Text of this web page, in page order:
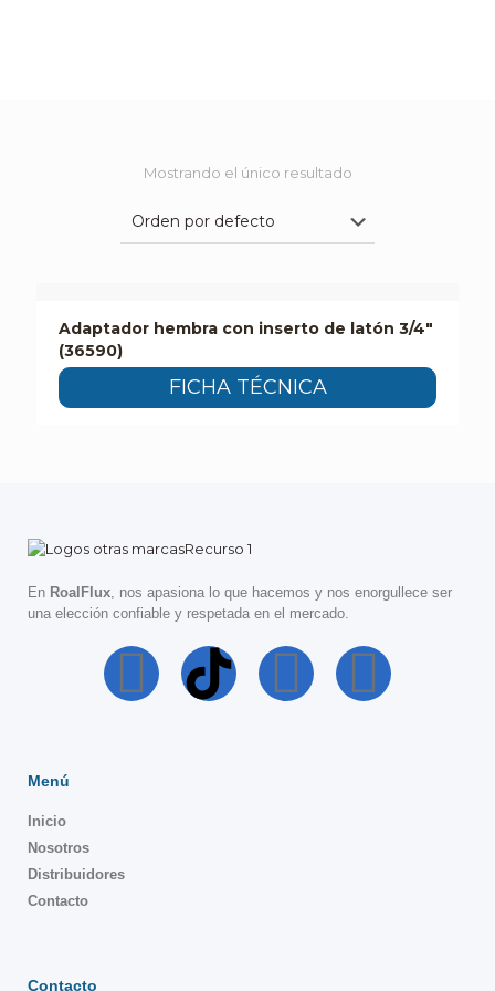
Mostrando el único resultado
Adaptador hembra con inserto de latón 3/4″
(36590)
FICHA TÉCNICA
En RoalFlux, nos apasiona lo que hacemos y nos enorgullece ser
una elección confiable y respetada en el mercado.
Menú
Inicio
Nosotros
Distribuidores
Contacto
Contacto